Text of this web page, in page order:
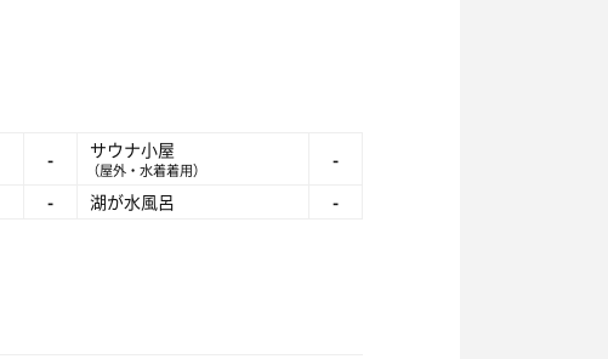
- サウナ小屋
（屋外・水着着用）
-
- 湖が水風呂
-